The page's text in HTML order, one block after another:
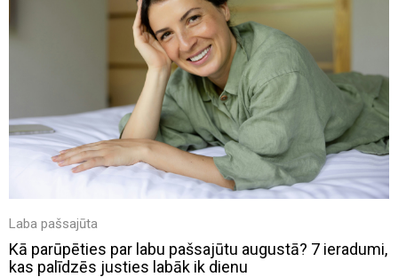
Laba pašsajūta
Kā parūpēties par labu pašsajūtu augustā? 7 ieradumi,
kas palīdzēs justies labāk ik dienu